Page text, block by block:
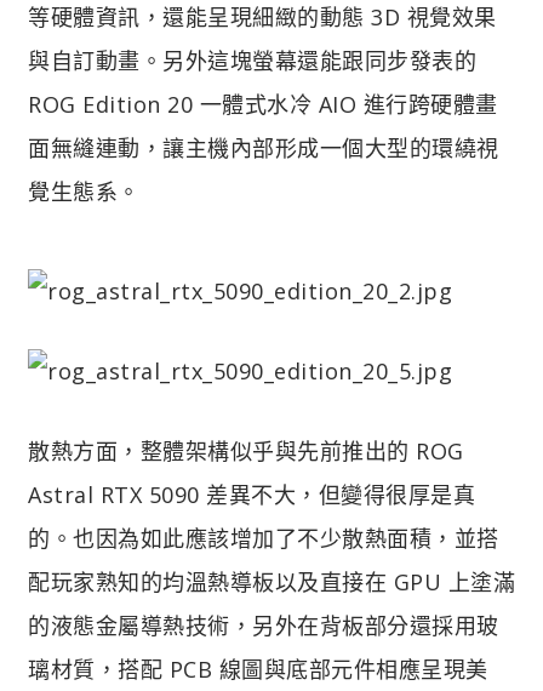
等硬體資訊，還能呈現細緻的動態 3D 視覺效果
與自訂動畫。另外這塊螢幕還能跟同步發表的
ROG Edition 20 一體式水冷 AIO 進行跨硬體畫
面無縫連動，讓主機內部形成一個大型的環繞視
覺生態系。
散熱方面，整體架構似乎與先前推出的 ROG
Astral RTX 5090 差異不大，但變得很厚是真
的。也因為如此應該增加了不少散熱面積，並搭
配玩家熟知的均溫熱導板以及直接在 GPU 上塗滿
的液態金屬導熱技術，另外在背板部分還採用玻
璃材質，搭配 PCB 線圖與底部元件相應呈現美